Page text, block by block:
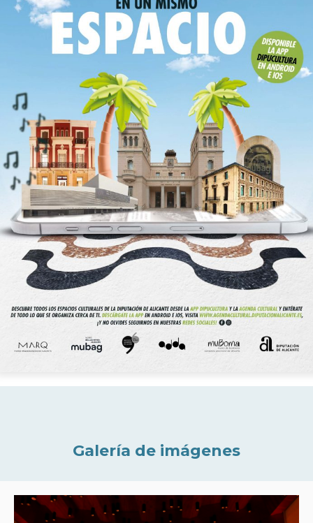
Galería de imágenes